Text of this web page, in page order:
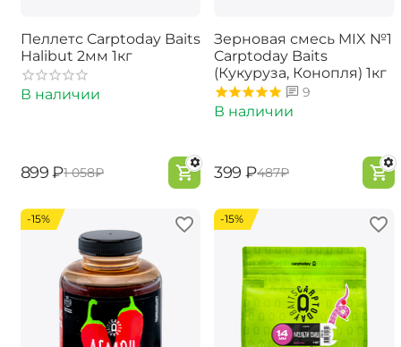
Пеллетс Carptoday Baits
Halibut 2мм 1кг
В наличии
‍899‍ ₽‍1 058‍₽
Зерновая смесь MIX №1
Carptoday Baits
(Кукуруза, Конопля) 1кг
9
В наличии
‍399‍ ₽‍487‍₽
-15% -15%